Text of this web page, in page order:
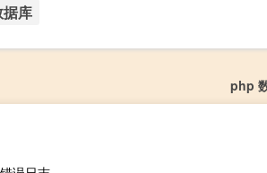
据库
php